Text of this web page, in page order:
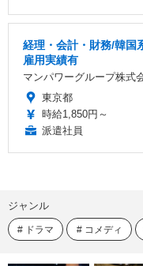
経理・会計・財務/韓国
雇用実績有
マンパワーグループ株式
東京都
時給1,850円～
派遣社員
ジャンル
ドラマ コメディ